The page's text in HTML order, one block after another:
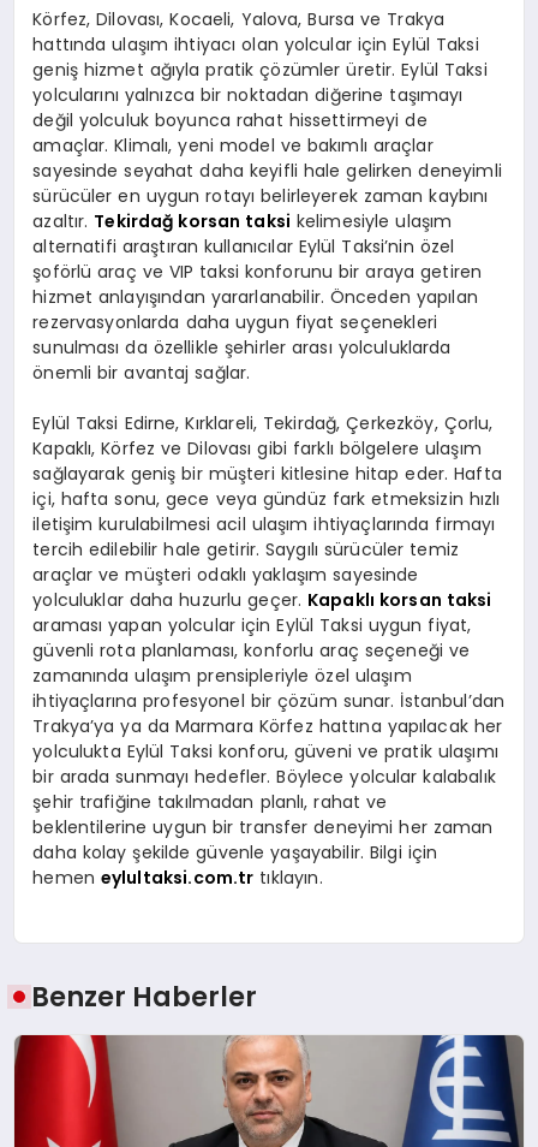
Körfez, Dilovası, Kocaeli, Yalova, Bursa ve Trakya
hattında ulaşım ihtiyacı olan yolcular için Eylül Taksi
geniş hizmet ağıyla pratik çözümler üretir. Eylül Taksi
yolcularını yalnızca bir noktadan diğerine taşımayı
değil yolculuk boyunca rahat hissettirmeyi de
amaçlar. Klimalı, yeni model ve bakımlı araçlar
sayesinde seyahat daha keyifli hale gelirken deneyimli
sürücüler en uygun rotayı belirleyerek zaman kaybını
azaltır. Tekirdağ korsan taksi kelimesiyle ulaşım
alternatifi araştıran kullanıcılar Eylül Taksi’nin özel
şoförlü araç ve VIP taksi konforunu bir araya getiren
hizmet anlayışından yararlanabilir. Önceden yapılan
rezervasyonlarda daha uygun fiyat seçenekleri
sunulması da özellikle şehirler arası yolculuklarda
önemli bir avantaj sağlar.
Eylül Taksi Edirne, Kırklareli, Tekirdağ, Çerkezköy, Çorlu,
Kapaklı, Körfez ve Dilovası gibi farklı bölgelere ulaşım
sağlayarak geniş bir müşteri kitlesine hitap eder. Hafta
içi, hafta sonu, gece veya gündüz fark etmeksizin hızlı
iletişim kurulabilmesi acil ulaşım ihtiyaçlarında firmayı
tercih edilebilir hale getirir. Saygılı sürücüler temiz
araçlar ve müşteri odaklı yaklaşım sayesinde
yolculuklar daha huzurlu geçer. Kapaklı korsan taksi
araması yapan yolcular için Eylül Taksi uygun fiyat,
güvenli rota planlaması, konforlu araç seçeneği ve
zamanında ulaşım prensipleriyle özel ulaşım
ihtiyaçlarına profesyonel bir çözüm sunar. İstanbul’dan
Trakya’ya ya da Marmara Körfez hattına yapılacak her
yolculukta Eylül Taksi konforu, güveni ve pratik ulaşımı
bir arada sunmayı hedefler. Böylece yolcular kalabalık
şehir trafiğine takılmadan planlı, rahat ve
beklentilerine uygun bir transfer deneyimi her zaman
daha kolay şekilde güvenle yaşayabilir. Bilgi için
hemen eylultaksi.com.tr tıklayın.
Benzer Haberler